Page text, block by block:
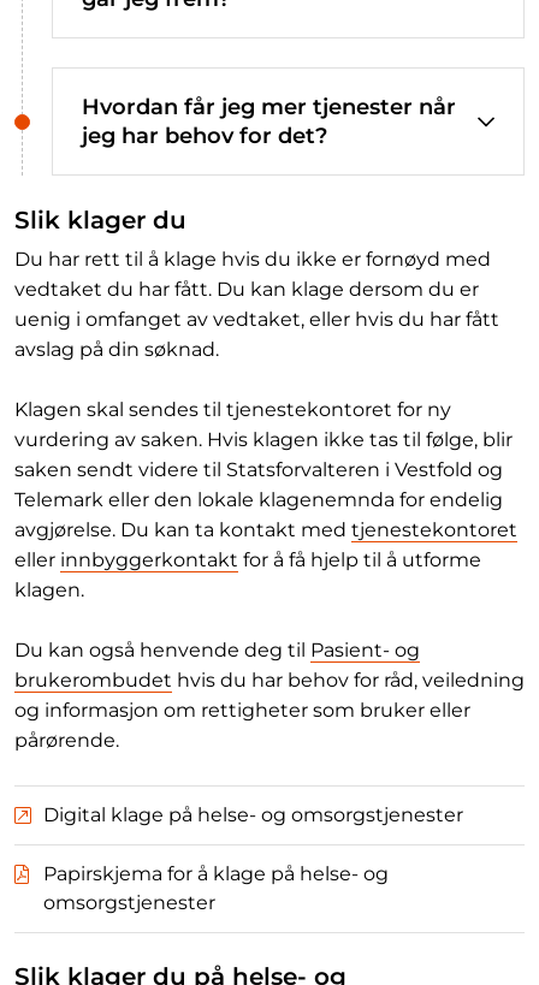
Hvordan får jeg mer tjenester når
jeg har behov for det?
Slik klager du
Du har rett til å klage hvis du ikke er fornøyd med
vedtaket du har fått. Du kan klage dersom du er
uenig i omfanget av vedtaket, eller hvis du har fått
avslag på din søknad.
Klagen skal sendes til tjenestekontoret for ny
vurdering av saken. Hvis klagen ikke tas til følge, blir
saken sendt videre til Statsforvalteren i Vestfold og
Telemark eller den lokale klagenemnda for endelig
avgjørelse. Du kan ta kontakt med tjenestekontoret
eller innbyggerkontakt for å få hjelp til å utforme
klagen.
Du kan også henvende deg til Pasient- og
brukerombudet hvis du har behov for råd, veiledning
og informasjon om rettigheter som bruker eller
pårørende.
Digital klage på helse- og omsorgstjenester
Papirskjema for å klage på helse- og
omsorgstjenester
Slik klager du på helse- og